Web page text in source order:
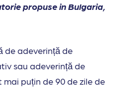
propuse in Bulgaria,
de adeverință de
sau adeverință de
puțin de 90 de zile de